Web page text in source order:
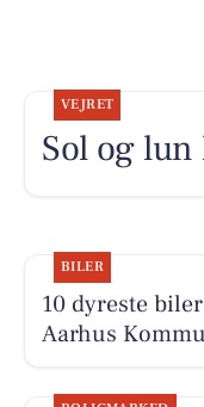
VEJRET
Sol og
BILER
10 dyreste
Aarhus